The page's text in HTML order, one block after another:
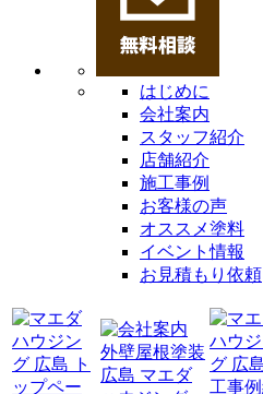
はじめに
会社案内
スタッフ紹介
店舗紹介
施工事例
お客様の声
オススメ塗料
イベント情報
お見積もり依頼